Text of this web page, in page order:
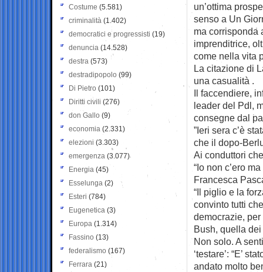
un’ottima
senso a Un
ma
imprenditrice,
come nella vita
La citazione di
una casualità .
Il faccendiere,
leader del Pdl,
consegne dal
”Ieri sera c’è
che il dopo-
Ai conduttori
“Io non c’ero
Francesca
“Il piglio e la
convinto tutti
democrazie,
Bush, quella dei
Non solo. A
‘testare’: “E’
andato molto
Costume (5.581)
criminalità (1.402)
democratici e progressisti (19)
denuncia (14.528)
destra (573)
destradipopolo (99)
Di Pietro (101)
Diritti civili (276)
don Gallo (9)
economia (2.331)
elezioni (3.303)
emergenza (3.077)
Energia (45)
Esselunga (2)
Esteri (784)
Eugenetica (3)
Europa (1.314)
Fassino (13)
federalismo (167)
Ferrara (21)